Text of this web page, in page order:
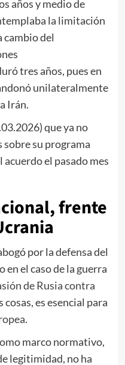
años y medio de
la limitación
cambio del
tres años, pues en
unilateralmente
Irán.
que ya no
su programa
el pasado mes
frente
por la defensa del
el caso de la guerra
de Rusia contra
es esencial para
.
marco normativo,
legitimidad, no ha